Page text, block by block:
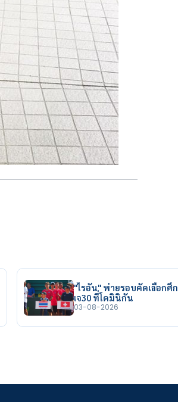
"ไรอัน" พ่ายรอบคัดเลือกศึก
เจ30 ที่โดมินิกัน
03-08-2026